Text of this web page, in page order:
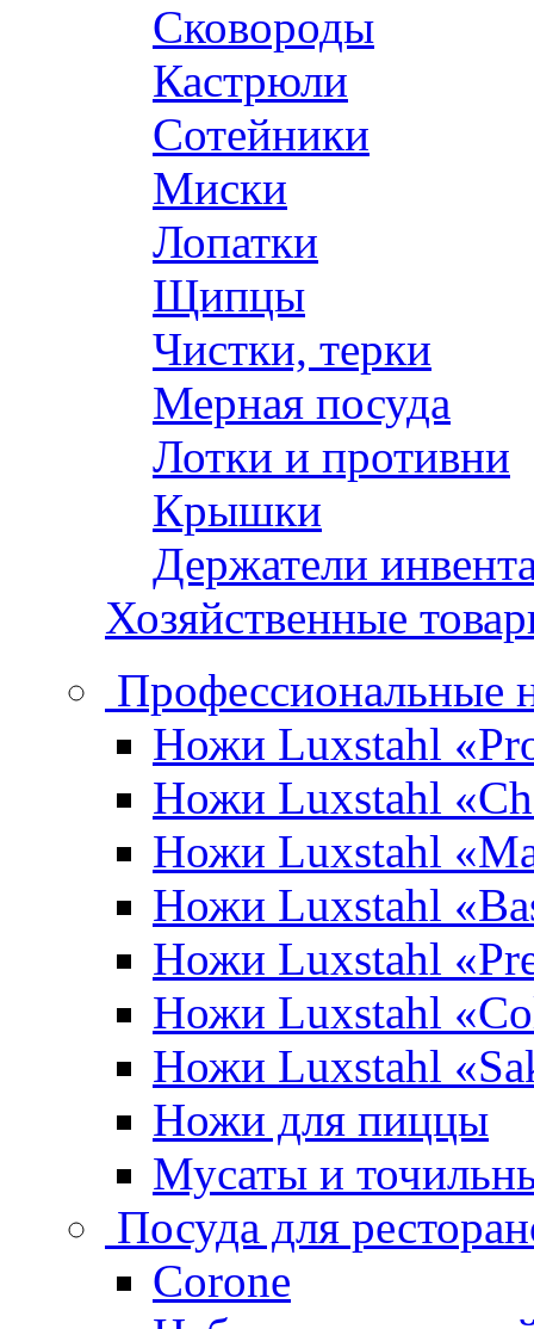
Сковороды
Кастрюли
Сотейники
Миски
Лопатки
Щипцы
Чистки, терки
Мерная посуда
Лотки и противни
Крышки
Держатели
Хозяйственные
Профессиональные
Ножи Luxstahl
Ножи Luxstahl
Ножи Luxstahl
Ножи Luxstahl
Ножи Luxstahl
Ножи Luxstahl
Ножи Luxstahl
Ножи для пиццы
Мусаты и
Посуда для
Corone